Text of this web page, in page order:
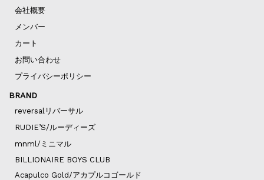
会社概要
メンバー
カート
お問い合わせ
プライバシーポリシー
BRAND
reversalリバーサル
RUDIE’S/ルーディーズ
mnml/ミニマル
BILLIONAIRE BOYS CLUB
Acapulco Gold/アカプルコゴールド